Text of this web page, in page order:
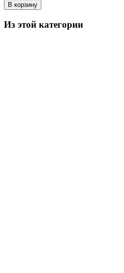
В корзину
Из этой категории